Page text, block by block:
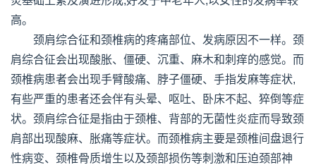
高。
颈肩综合征和颈椎病的疼痛部位、发病原因不一样。颈
肩综合征会出现酸胀、僵硬、沉重、麻木和刺痒的感觉。而
颈椎病患者会出现手臂酸痛、脖子僵硬、手指发麻等症状,
有些严重的患者还会伴有头晕、呕吐、卧床不起、猝倒等症
状。颈肩综合征是指由于颈椎、背部的无菌性炎症而导致颈
肩部出现酸麻、胀痛等症状。而颈椎病主要是颈椎间盘退行
性病变、颈椎骨质增生以及颈部损伤等刺激和压迫颈部神